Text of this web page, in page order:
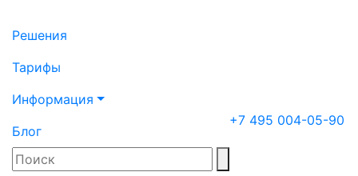
Решения
Тарифы
Информация
Блог
+7 495 004-05-90